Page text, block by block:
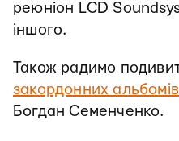
реюніон LCD
іншого.
Також радимо
закордонних альбомів
Богдан Семенченко.